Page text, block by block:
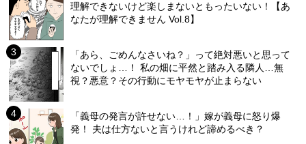
理解できないけど楽しまないともったいない！【あ
なたが理解できません Vol.8】
「あら、ごめんなさいね？」って絶対悪いと思って
ないでしょ…！ 私の畑に平然と踏み入る隣人…無
視？悪意？その行動にモヤモヤが止まらない
「義母の発言が許せない…！」嫁が義母に怒り爆
発！ 夫は仕方ないと言うけれど諦めるべき？